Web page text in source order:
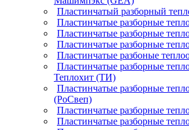
Пластинчатый разборный
Пластинчатые разборные
Пластинчатые разборные
Пластинчатые разборные
Пластинчатые разбоные
Пластинчатые разборные
Теплохит (ТИ)
Пластинчатые разборные
(РоСвеп)
Пластинчатые разборные
Пластинчатые разборные